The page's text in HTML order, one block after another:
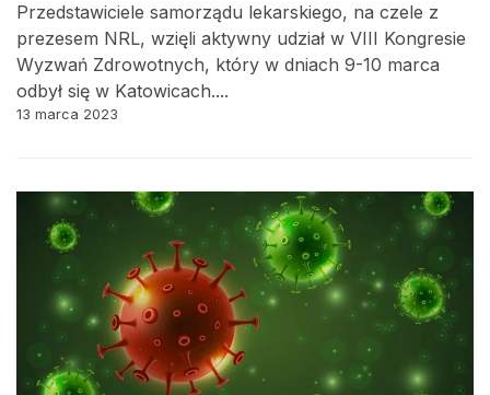
Przedstawiciele samorządu lekarskiego, na czele z
prezesem NRL, wzięli aktywny udział w VIII Kongresie
Wyzwań Zdrowotnych, który w dniach 9-10 marca
odbył się w Katowicach....
13 marca 2023